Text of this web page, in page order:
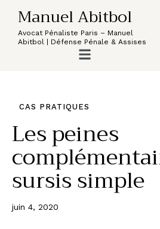
Manuel Abitbol
Avocat Pénaliste Paris – Manuel
Abitbol | Défense Pénale & Assises
CAS PRATIQUES
Les peines
sursis simple
juin 4, 2020